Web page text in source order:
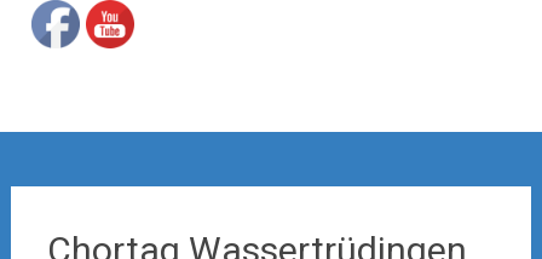
Chortag Wassertrüdingen